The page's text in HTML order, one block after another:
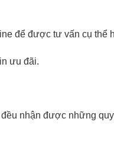
để được tư vấn cụ thể
ưu đãi.
đều nhận được những